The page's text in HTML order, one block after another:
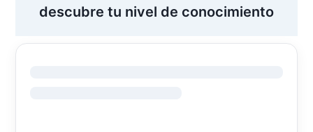
descubre tu nivel de conocimiento